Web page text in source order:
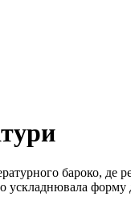
бароко, де
форму